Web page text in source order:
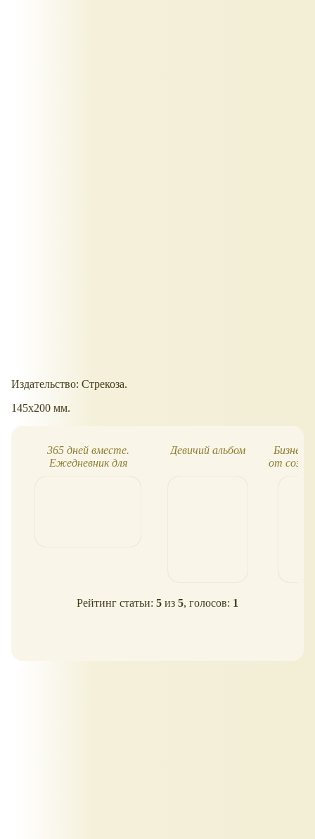
Издательство: Стрекоза.
145х200 мм.
365 дней вместе.
Ежедневник для
Девичий альбом
Бизнес
от
Рейтинг статьи: 5 из 5, голосов: 1